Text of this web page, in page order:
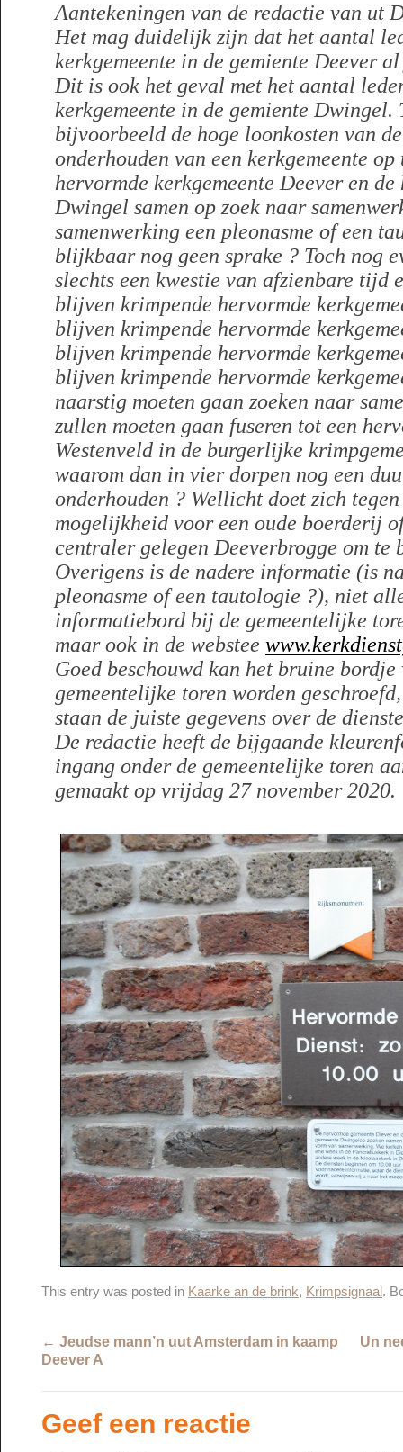
Aantekeningen van de redactie van ut
Het mag duidelijk zijn dat het aantal
kerkgemeente in de gemiente Deever
Dit is ook het geval met het aantal
kerkgemeente in de gemiente Dwingel.
bijvoorbeeld de hoge loonkosten van
onderhouden van een kerkgemeente
hervormde kerkgemeente Deever en
Dwingel samen op zoek naar
samenwerking een pleonasme of een
blijkbaar nog geen sprake ? Toch nog
slechts een kwestie van afzienbare tijd
blijven krimpende hervormde
blijven krimpende hervormde
blijven krimpende hervormde
blijven krimpende hervormde
naarstig moeten gaan zoeken naar
zullen moeten gaan fuseren tot een
Westenveld in de burgerlijke
waarom dan in vier dorpen nog een
onderhouden ? Wellicht doet zich
mogelijkheid voor een oude boerderij
centraler gelegen Deeverbrogge om te
Overigens is de nadere informatie (is
pleonasme of een tautologie ?), niet
informatiebord bij de gemeentelijke
maar ook in de webstee
Goed beschouwd kan het bruine
gemeentelijke toren worden
staan de juiste gegevens over de
De redactie heeft de bijgaande
ingang onder de gemeentelijke toren
gemaakt op vrijdag 27 november 2020.
This entry was posted in Kaarke an de brink, Krimpsignaal .
← Jeudse mann’n uut Amsterdam in kaamp
Deever A
Un
Geef een reactie